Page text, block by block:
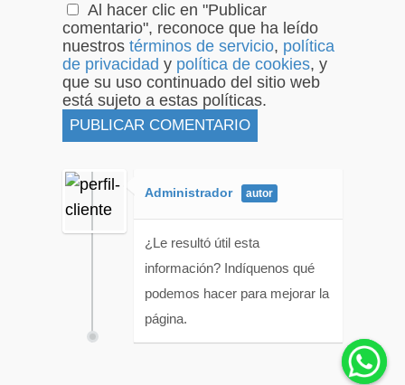
Al hacer clic en "Publicar
comentario", reconoce que ha leído
nuestros términos de servicio, política
de privacidad y política de cookies, y
que su uso continuado del sitio web
está sujeto a estas políticas.
Administrador
¿Le resultó útil esta
información? Indíquenos qué
podemos hacer para mejorar la
página.